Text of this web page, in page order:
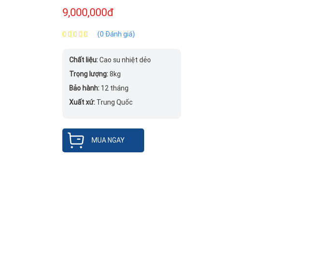
9,000,000đ
(0 Đánh giá)
Chất liệu:Cao su nhiệt dẻo
Trọng lượng:8kg
Bảo hành: 12 tháng
Xuất xứ: Trung Quốc
MUA NGAY